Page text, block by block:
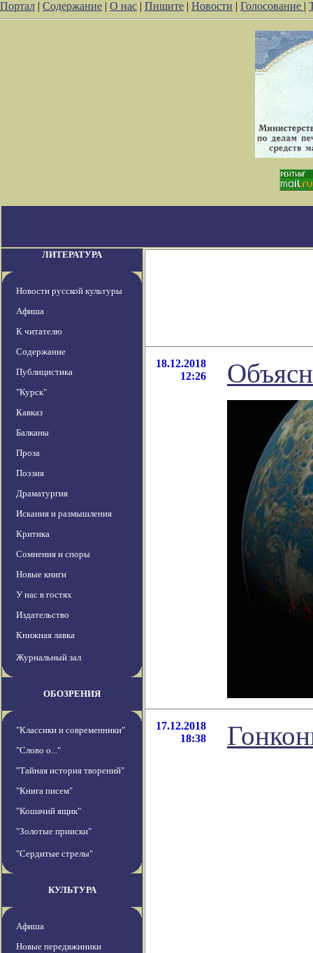
Портал | Содержание | О нас | Пишите | Новости | Голосование |
ЛИТЕРАТУРА
Новости русской культуры
Афиша
К читателю
Содержание
Публицистика
"Курск"
Кавказ
Балканы
Проза
Поэзия
Драматургия
Искания и размышления
Критика
Сомнения и споры
Новые книги
У нас в гостях
Издательство
Книжная лавка
Журнальный зал
ОБОЗРЕНИЯ
"Классики и современники"
"Слово о..."
"Тайная история творений"
"Книга писем"
"Кошачий ящик"
"Золотые прииски"
"Сердитые стрелы"
КУЛЬТУРА
Афиша
Новые передвжиники
18.12.2018
12:26
17.12.2018
18:38